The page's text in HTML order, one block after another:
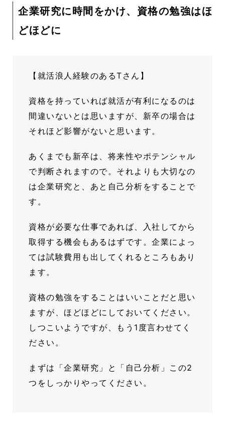
企業研究に時間をかけ、資格の勉強はほ
どほどに
【就活浪人経験のあるTさん】
資格を持っていれば就活が有利になるのは
間違いないとは思いますが、新卒の場合は
それほど影響がないと思います。
あくまでも新卒は、将来性やポテンシャル
で判断されますので。それよりも大切なの
は企業研究と、あと自己分析をすることで
す。
資格が必要な仕事であれば、入社してから
取得する機会もあるはずです。企業によっ
ては試験費用も出してくれるところもあり
ます。
資格の勉強をすることはいいことだと思い
ますが、ほどほどにしておいてください。
しつこいようですが、もう1度言わせてく
ださい。
まずは「企業研究」と「自己分析」この2
つをしっかりやってください。